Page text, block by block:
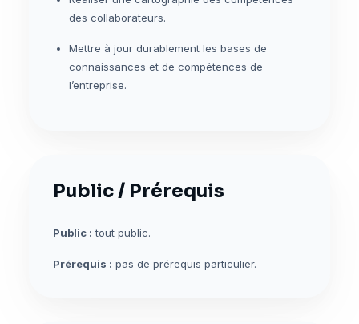
des collaborateurs.
Mettre à jour durablement les bases de
connaissances et de compétences de
l’entreprise.
Public / Prérequis
Public : tout public.
Prérequis : pas de prérequis particulier.